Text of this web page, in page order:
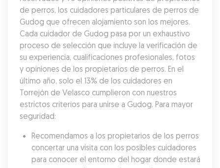
de perros, los cuidadores particulares de perros de
Gudog que ofrecen alojamiento son los mejores.
Cada cuidador de Gudog pasa por un exhaustivo
proceso de selección que incluye la verificación de
su experiencia, cualificaciones profesionales, fotos
y opiniones de los propietarios de perros. En el
último año, solo el 13% de los cuidadores en
Torrejón de Velasco cumplieron con nuestros
estrictos criterios para unirse a Gudog. Para mayor
seguridad:
Recomendamos a los propietarios de los perros
concertar una visita con los posibles cuidadores
para conocer el entorno del hogar donde estará